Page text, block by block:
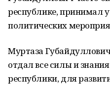
республике, принимал
политических
Муртаза
отдал все силы и
республики, для